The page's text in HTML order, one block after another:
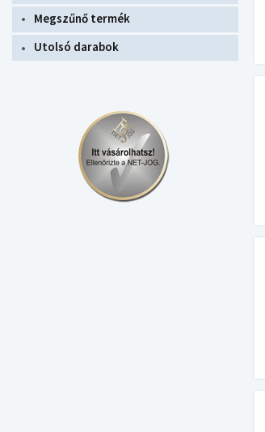
Megszűnő termék
Utolsó darabok